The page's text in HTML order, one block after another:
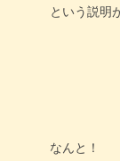
という説明
なんと！